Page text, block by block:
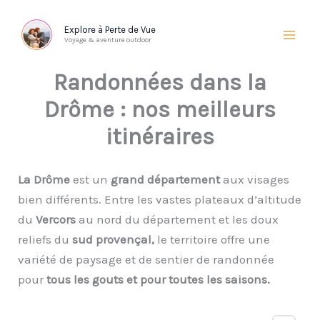
contenu
Explore à Perte de Vue
Voyage & aventure outdoor
Randonnées dans la
Drôme : nos meilleurs
itinéraires
La Drôme est un grand départementaux visages
bien différents. Entre les vastes plateaux d’altitude
du Vercors au nord du département et les doux
reliefs du sud provençal, le territoire offre une
variété de paysage et de sentier de randonnée
pour tous les gouts et pour toutes les saisons.